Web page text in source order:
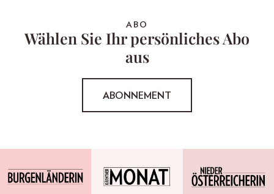
ABO
Wählen Sie Ihr persönliches Abo
aus
ABONNEMENT